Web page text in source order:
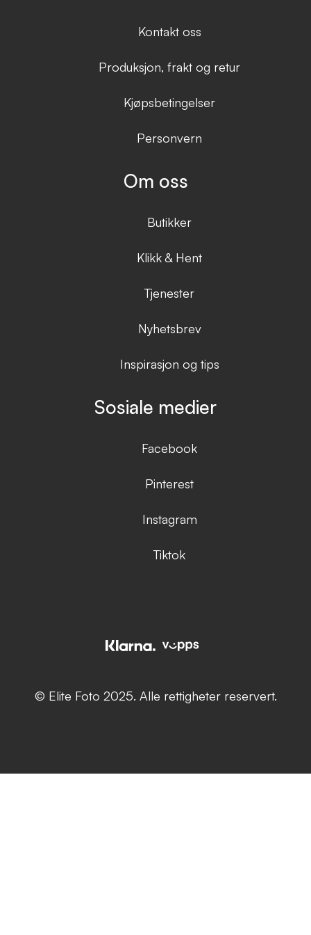
Kontakt oss
Produksjon, frakt og retur
Kjøpsbetingelser
Personvern
Om oss
Butikker
Klikk & Hent
Tjenester
Nyhetsbrev
Inspirasjon og tips
Sosiale medier
Facebook
Pinterest
Instagram
Tiktok
© Elite Foto 2025. Alle rettigheter reservert.